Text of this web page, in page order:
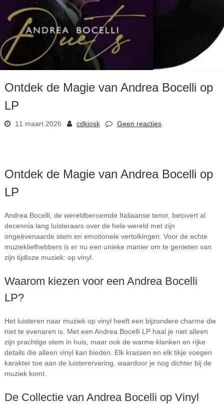
Ontdek de Magie van Andrea Bocelli op
LP
11 maart 2026 cdkiosk Geen reacties
Ontdek de Magie van Andrea Bocelli op
LP
Andrea Bocelli, de wereldberoemde Italiaanse tenor, betovert al
decennia lang luisteraars over de hele wereld met zijn
ongeëvenaarde stem en emotionele vertolkingen. Voor de echte
muziekliefhebbers is er nu een unieke manier om te genieten van
zijn tijdloze muziek: op vinyl.
Waarom kiezen voor een Andrea Bocelli
LP?
Het luisteren naar muziek op vinyl heeft een bijzondere charme die
niet te evenaren is. Met een Andrea Bocelli LP haal je niet alleen
zijn prachtige stem in huis, maar ook de warme klanken en rijke
details die alleen vinyl kan bieden. Elk krassen en elk tikje voegen
karakter toe aan de luisterervaring, waardoor je nog dichter bij de
muziek komt.
De Collectie van Andrea Bocelli op Vinyl